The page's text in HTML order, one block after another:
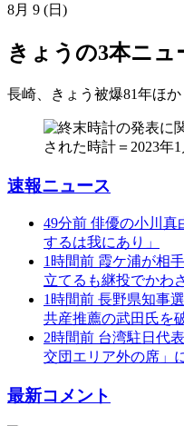
8月 9 (日)
きょうの3本ニュ
長崎、きょう被爆81年ほか
速報ニュース
49分前 俳優の小川
するは我にあり」
1時間前 霞ケ浦が相
立てるも継投でかわ
1時間前 長野県知事
共産推薦の武田氏を
2時間前 台湾駐日代
交団エリア外の席」
最新コメント